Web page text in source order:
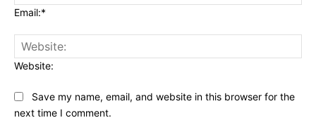
Email:*
Website:
Save my name, email, and website in this browser for the
next time I comment.